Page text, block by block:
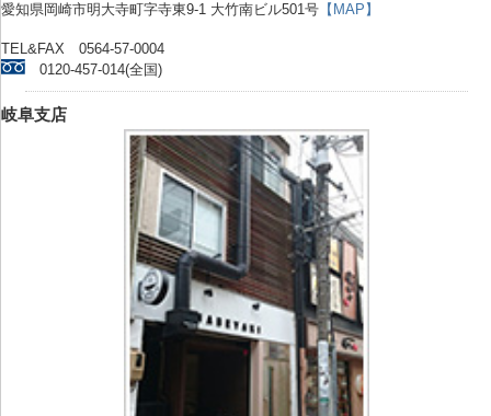
愛知県岡崎市明大寺町字寺東9-1 大竹南ビル501号 【MAP】
TEL&FAX 0564-57-0004
0120-457-014(全国)
岐阜支店